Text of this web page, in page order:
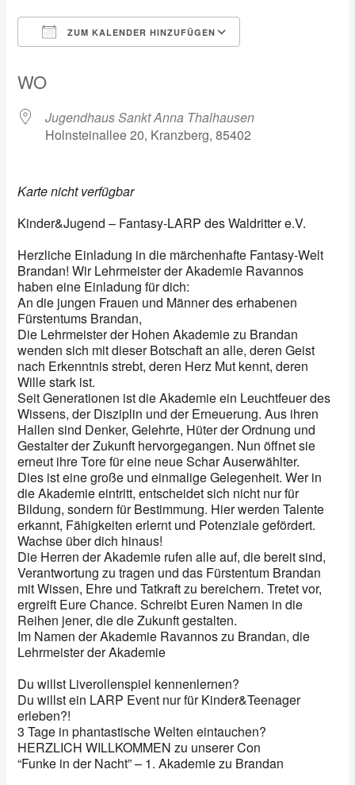
ZUM KALENDER HINZUFÜGEN
WO
Jugendhaus Sankt Anna Thalhausen
Holnsteinallee 20, Kranzberg, 85402
Karte nicht verfügbar
Kinder&Jugend – Fantasy-LARP des Waldritter e.V.
Herzliche Einladung in die märchenhafte Fantasy-Welt
Brandan! Wir Lehrmeister der Akademie Ravannos
haben eine Einladung für dich:
An die jungen Frauen und Männer des erhabenen
Fürstentums Brandan,
Die Lehrmeister der Hohen Akademie zu Brandan
wenden sich mit dieser Botschaft an alle, deren Geist
nach Erkenntnis strebt, deren Herz Mut kennt, deren
Wille stark ist.
Seit Generationen ist die Akademie ein Leuchtfeuer des
Wissens, der Disziplin und der Erneuerung. Aus ihren
Hallen sind Denker, Gelehrte, Hüter der Ordnung und
Gestalter der Zukunft hervorgegangen. Nun öffnet sie
erneut ihre Tore für eine neue Schar Auserwählter.
Dies ist eine große und einmalige Gelegenheit. Wer in
die Akademie eintritt, entscheidet sich nicht nur für
Bildung, sondern für Bestimmung. Hier werden Talente
erkannt, Fähigkeiten erlernt und Potenziale gefördert.
Wachse über dich hinaus!
Die Herren der Akademie rufen alle auf, die bereit sind,
Verantwortung zu tragen und das Fürstentum Brandan
mit Wissen, Ehre und Tatkraft zu bereichern. Tretet vor,
ergreift Eure Chance. Schreibt Euren Namen in die
Reihen jener, die die Zukunft gestalten.
Im Namen der Akademie Ravannos zu Brandan, die
Lehrmeister der Akademie
Du willst Liverollenspiel kennenlernen?
Du willst ein LARP Event nur für Kinder&Teenager
erleben?!
3 Tage in phantastische Welten eintauchen?
HERZLICH WILLKOMMEN zu unserer Con
“Funke in der Nacht” – 1. Akademie zu Brandan